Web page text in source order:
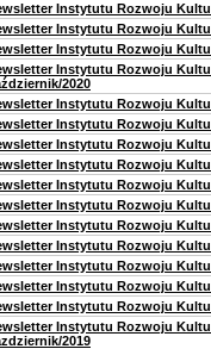
Instytutu Rozwoju
Instytutu Rozwoju
Instytutu Rozwoju
Instytutu Rozwoju
2020
Instytutu Rozwoju
Instytutu Rozwoju
Instytutu Rozwoju
Instytutu Rozwoju
Instytutu Rozwoju
Instytutu Rozwoju
Instytutu Rozwoju
Instytutu Rozwoju
Instytutu Rozwoju
Instytutu Rozwoju
Instytutu Rozwoju
Instytutu Rozwoju
2019